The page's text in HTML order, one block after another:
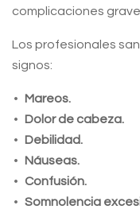
complicaciones
Los profesionales
signos:
Mareos.
Dolor de cabeza.
Debilidad.
Náuseas.
Confusión.
Somnolencia